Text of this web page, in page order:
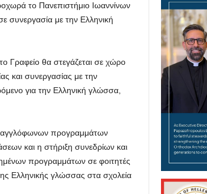
το Πανεπιστήμιο Ιωαννίνων
συνεργασία με την Ελληνική
Γραφείο θα στεγάζεται σε χώρο
και συνεργασίας με την
για την Ελληνική γλώσσα,
αγγλόφωνων προγραμμάτων
και η στήριξη συνεδρίων και
προγραμμάτων σε φοιτητές
Ελληνικής γλώσσας στα σχολεία